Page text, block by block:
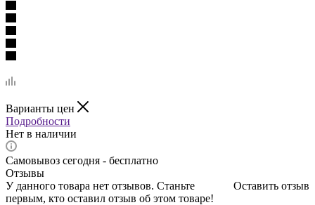
Варианты цен
Подробности
Нет в наличии
Самовывоз сегодня - бесплатно
Отзывы
Оставить отзыв
У данного товара нет отзывов. Станьте
первым, кто оставил отзыв об этом товаре!